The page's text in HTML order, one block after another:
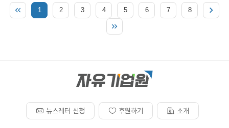
1 2 3 4 5 6 7 8
뉴스레터 신청 후원하기 소개